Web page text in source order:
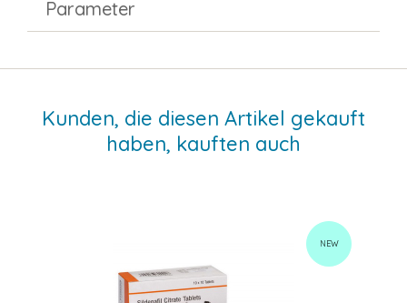
Parameter
Kunden, die diesen Artikel gekauft
haben, kauften auch
NEW